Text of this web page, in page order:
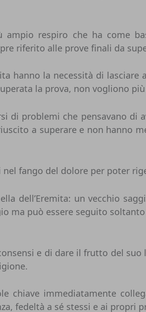
ampio respiro che ha come
riferito alle prove finali da
hanno la necessità di
la prova, non vogliono
di problemi che pensavano di
a superare e non hanno
fango del dolore per poter
dell’Eremita: un vecchio
ma può essere seguito
e di dare il frutto del
chiave immediatamente
fedeltà a sé stessi e ai propri